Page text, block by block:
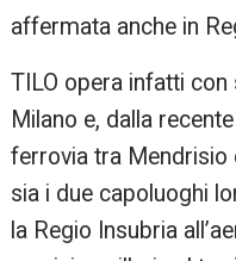
affermata anche in
TILO opera infatti
Milano e, dalla
ferrovia tra Mendrisio
sia i due capoluoghi
la Regio Insubria